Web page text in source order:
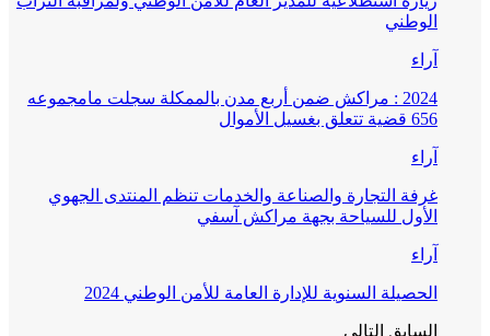
الوطني
آراء
2024 : مراكش ضمن أربع مدن بالممكلة سجلت مامجموعه
656 قضية تتعلق بغسيل الأموال
آراء
غرفة التجارة والصناعة والخدمات تنظم المنتدى الجهوي
الأول للسياحة بجهة مراكش آسفي
آراء
الحصيلة السنوية للإدارة العامة للأمن الوطني 2024
السابق التالي